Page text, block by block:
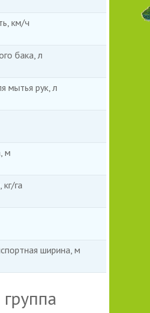
км/ч
бака, л
мытья рук, л
м
га
ширина, м